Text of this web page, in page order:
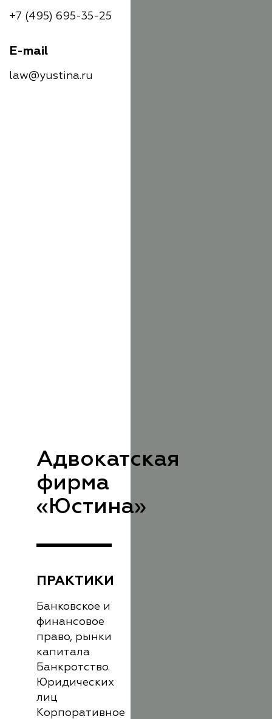
+7 (495) 695-35-25
E-mail
law@yustina.ru
Адвокатская
фирма
«Юстина»
ПРАКТИКИ
Банковское и
финансовое
право, рынки
капитала
Банкротство.
Юридических
лиц
Корпоративное